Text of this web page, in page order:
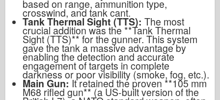
based on range, ammunition type,
crosswind, and tank cant.
Tank Thermal Sight (TTS): The most
crucial addition was the **Tank Thermal
Sight (TTS)** for the gunner. This system
gave the tank a massive advantage by
enabling the detection and accurate
engagement of targets in complete
darkness or poor visibility (smoke, fog, etc.).
Main Gun: It retained the proven **105 mm
M68 rifled gun** (a US-built version of the